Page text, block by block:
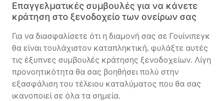
Επαγγελματικές συμβουλές για να κάνετε
κράτηση στο ξενοδοχείο των ονείρων σας
Για να διασφαλίσετε ότι η διαμονή σας σε Γουίνιπεγκ
θα είναι τουλάχιστον καταπληκτική, φυλάξτε αυτές
τις έξυπνες συμβουλές κράτησης ξενοδοχείων. Λίγη
προνοητικότητα θα σας βοηθήσει πολύ στην
εξασφάλιση του τέλειου καταλύματος που θα σας
ικανοποιεί σε όλα τα σημεία.